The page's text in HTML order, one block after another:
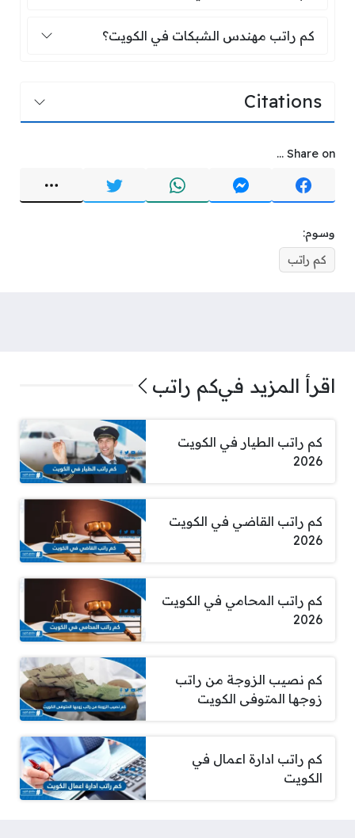
كم راتب مهندس الشبكات في الكويت؟
كم راتب مهندس الشبكات في الكويت؟
Citations
Share on ...
وسوم:
كم راتب
اقرأ المزيد فيكم راتب
كم راتب الطيار في الكويت
2026
كم راتب القاضي في الكويت
2026
كم راتب المحامي في الكويت
2026
كم نصيب الزوجة من راتب
زوجها المتوفى الكويت
كم راتب ادارة اعمال في
الكويت